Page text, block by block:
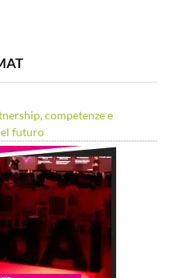
competenze e
futuro